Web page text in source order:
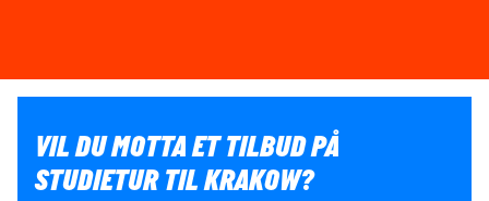
VIL DU MOTTA ET TILBUD PÅ
STUDIETUR TIL KRAKOW?